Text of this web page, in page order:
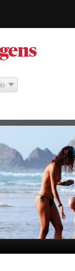
-
Algarve